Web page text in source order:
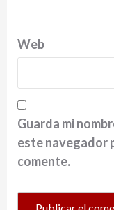
Web
Guarda mi
este navegador
comente.